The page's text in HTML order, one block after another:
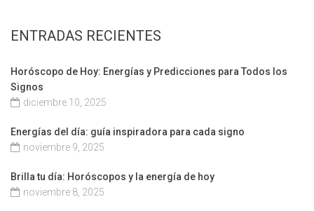
ENTRADAS RECIENTES
Horóscopo de Hoy: Energías y Predicciones para Todos los
Signos
diciembre 10, 2025
Energías del día: guía inspiradora para cada signo
noviembre 9, 2025
Brilla tu día: Horóscopos y la energía de hoy
noviembre 8, 2025